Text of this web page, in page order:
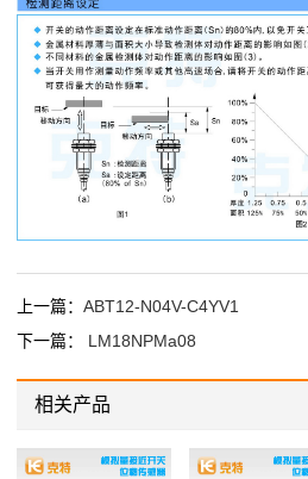
上一篇： ABT12-N04V-C4YV1
下一篇： LM18NPMa08
相关产品